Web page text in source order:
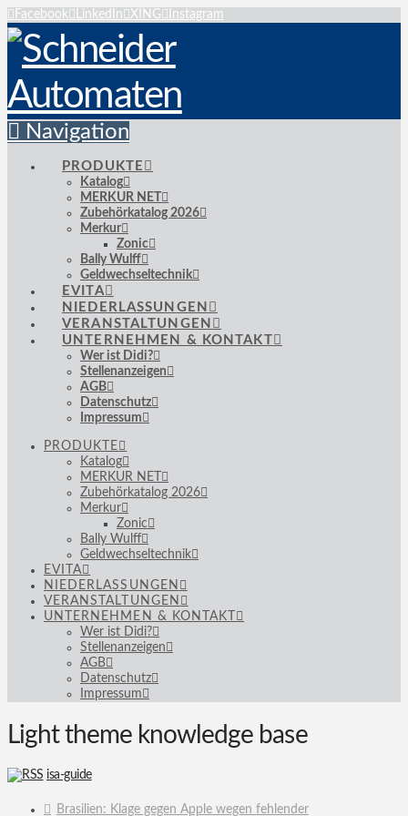
Facebook LinkedIn XING Instagram
Navigation
PRODUKTE
Katalog
MERKUR NET
Zubehörkatalog 2026
Merkur
Zonic
Bally Wulff
Geldwechseltechnik
EVITA
NIEDERLASSUNGEN
VERANSTALTUNGEN
UNTERNEHMEN & KONTAKT
Wer ist Didi?
Stellenanzeigen
AGB
Datenschutz
Impressum
PRODUKTE
Katalog
MERKUR NET
Zubehörkatalog 2026
Merkur
Zonic
Bally Wulff
Geldwechseltechnik
EVITA
NIEDERLASSUNGEN
VERANSTALTUNGEN
UNTERNEHMEN & KONTAKT
Wer ist Didi?
Stellenanzeigen
AGB
Datenschutz
Impressum
Light theme knowledge base
isa-guide
Brasilien: Klage gegen Apple wegen fehlender